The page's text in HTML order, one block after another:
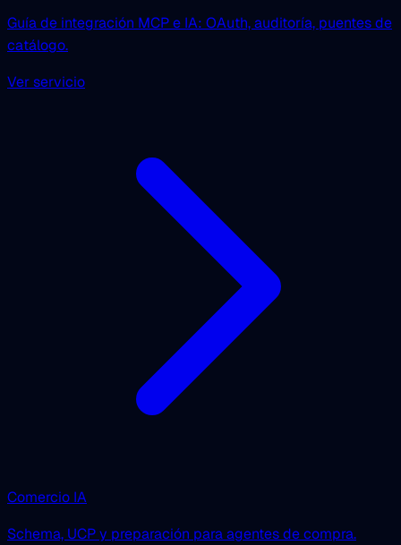
Guía de integración MCP e IA: OAuth, auditoría, puentes de
catálogo.
Ver servicio
Comercio IA
Schema, UCP y preparación para agentes de compra.